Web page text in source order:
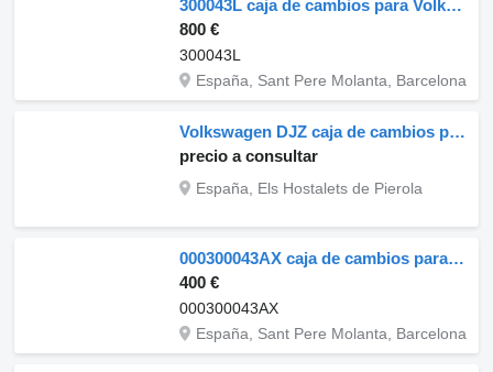
300043L caja de cambios para Volkswagen LT 28-35 II Autobús (2DM) camión
800 €
300043L
España, Sant Pere Molanta, Barcelona
Volkswagen DJZ caja de cambios para Volkswagen Transporter 1.9 TD camión
precio a consultar
España, Els Hostalets de Pierola
000300043AX caja de cambios para Volkswagen LT 28-46 II Caja/Chasis (2DX0FE) camión
400 €
000300043AX
España, Sant Pere Molanta, Barcelona